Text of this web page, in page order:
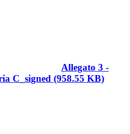
Allegato 3 -
C_signed (958.55 KB)